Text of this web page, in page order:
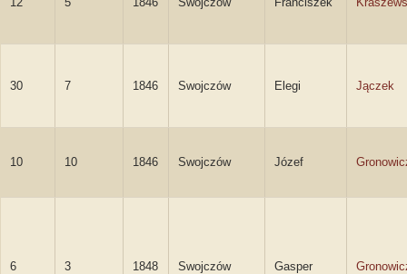
30 7 1846 Swojczów Elegi Jączek
10 10 1846 Swojczów Józef
6 3 1848 Swojczów Gasper